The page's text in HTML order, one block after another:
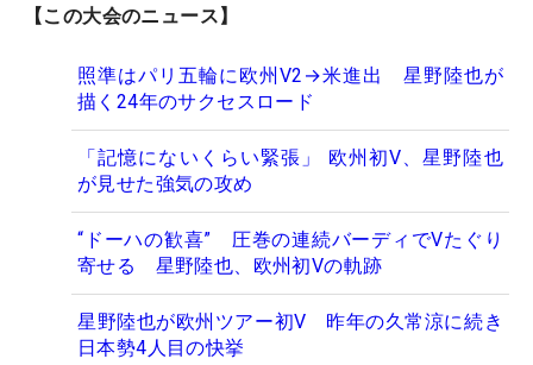
【この大会のニュース】
照準はパリ五輪に欧州V2→米進出 星野陸也が
描く24年のサクセスロード
「記憶にないくらい緊張」 欧州初V、星野陸也
が見せた強気の攻め
“ドーハの歓喜” 圧巻の連続バーディでVたぐり
寄せる 星野陸也、欧州初Vの軌跡
星野陸也が欧州ツアー初V 昨年の久常涼に続き
日本勢4人目の快挙